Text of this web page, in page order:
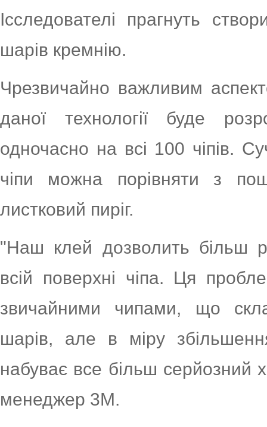
Ісследователі прагнуть
шарів кремнію.
Чрезвичайно важливим
даної технології буде
одночасно на всі 100 чіпів.
чіпи можна порівняти з
листковий пиріг.
"Наш клей дозволить більш
всій поверхні чіпа. Ця
звичайними чипами, що
шарів, але в міру
набуває все більш серйозний
менеджер 3M.